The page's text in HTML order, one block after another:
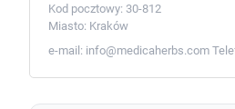
Kod pocztowy: 30-812
Miasto: Kraków
e-mail: info@medicaherbs.com